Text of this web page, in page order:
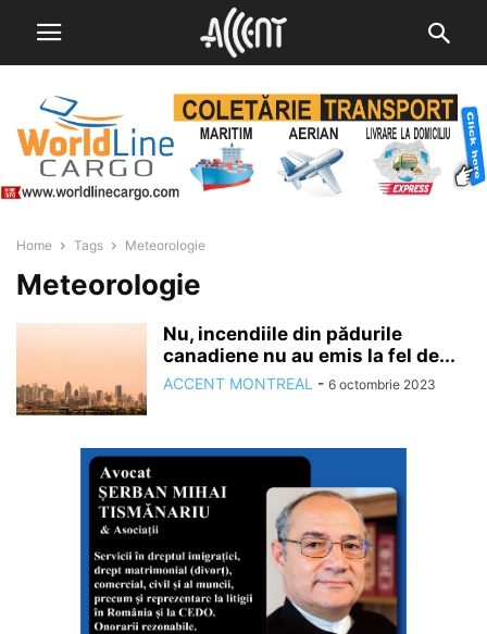
Home Tags Meteorologie
Meteorologie
Nu, incendiile din pădurile
canadiene nu au emis la fel de...
ACCENT MONTREAL - 6 octombrie 2023